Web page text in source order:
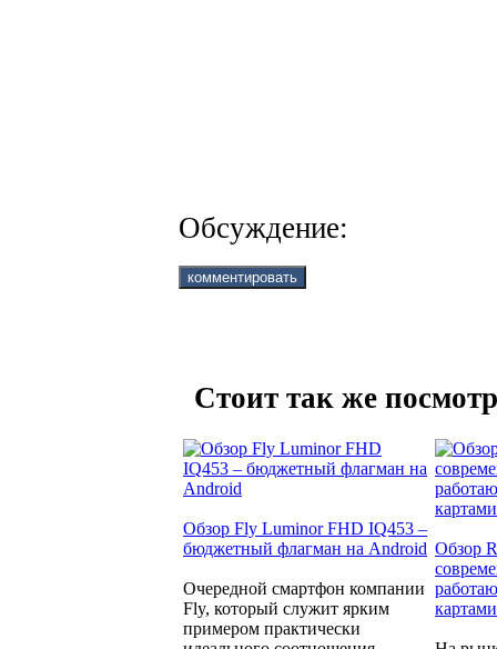
Обсуждение:
Стоит так же
Обзор Fly Luminor FHD IQ453 –
бюджетный флагман на Android
Очередной смартфон компании
Fly, который служит ярким
примером практически
Обзор
картами